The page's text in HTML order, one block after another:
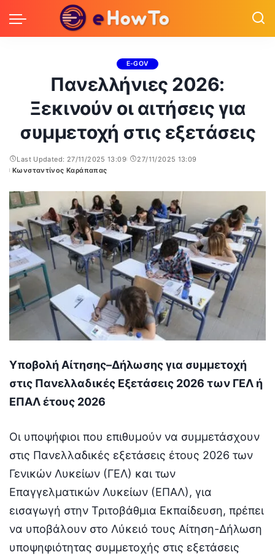
E-GOV
Πανελλήνιες 2026:
Ξεκινούν οι αιτήσεις για
συμμετοχή στις εξετάσεις
Last Updated: 27/11/2025 13:09
27/11/2025 13:09
Posted
Κωνσταντίνος Καράπαπας
Υποβολή Αίτησης–Δήλωσης για συμμετοχή
στις Πανελλαδικές Εξετάσεις 2026 των ΓΕΛ ή
ΕΠΑΛ έτους 2026
Οι υποψήφιοι που επιθυμούν να συμμετάσχουν
στις Πανελλαδικές εξετάσεις έτους 2026 των
Γενικών Λυκείων (ΓΕΛ) και των
Επαγγελματικών Λυκείων (ΕΠΑΛ), για
εισαγωγή στην Τριτοβάθμια Εκπαίδευση, πρέπει
να υποβάλουν στο Λύκειό τους Αίτηση-Δήλωση
υποψηφιότητας συμμετοχής στις εξετάσεις